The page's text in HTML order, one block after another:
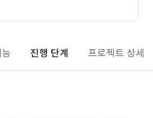
진행 단계 프로젝트 상세